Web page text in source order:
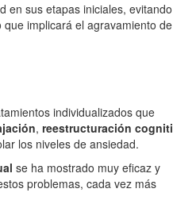
en sus etapas iniciales, evitando
implicará el agravamiento de
individualizados que
, reestructuración
los niveles de ansiedad.
se ha mostrado muy eficaz y
problemas, cada vez más